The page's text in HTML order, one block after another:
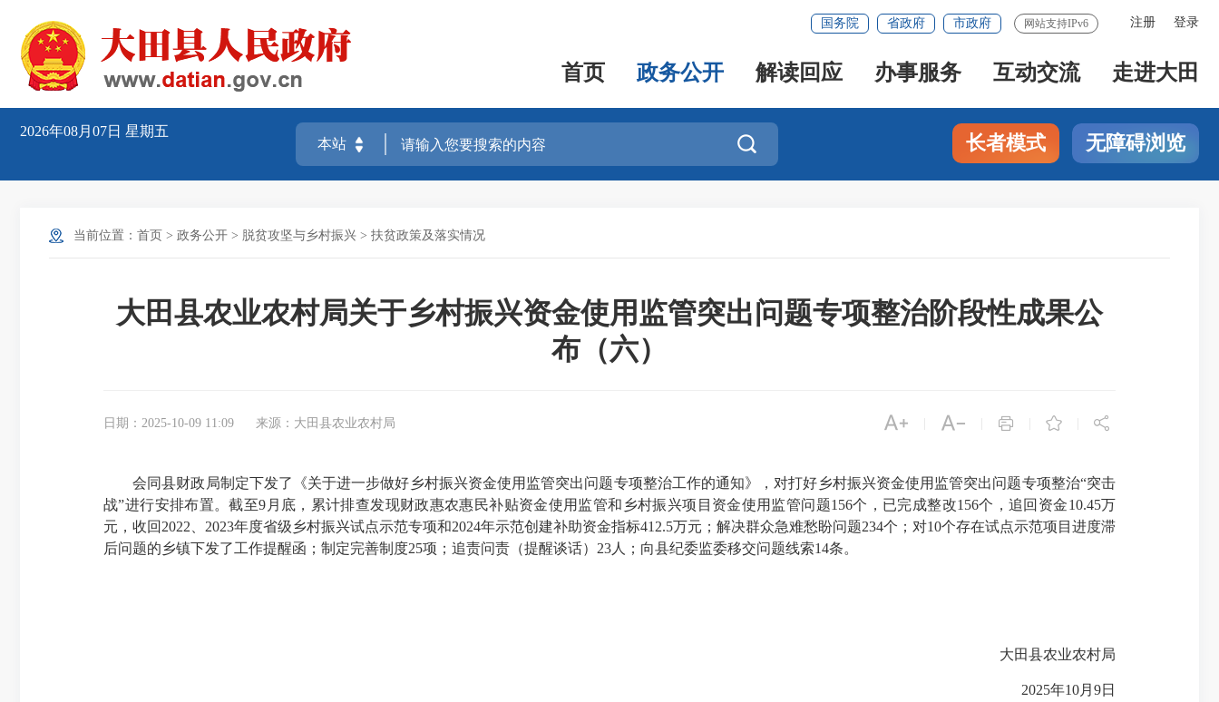
注册 登录
国务院 省政府 市政府 网站支持IPv6
首页 政务公开 解读回应 办事服务 互动交流 走进大田
2026年08月07日 星期五
 长者模式 无障碍浏览
当前位置： 首页 > 政务公开 > 脱贫攻坚与乡村振兴 > 扶贫政策及落实情况
大田县农业农村局关于乡村振兴资金使用监管突出问题专项整治阶段性成果公
布（六）
日期：2025-10-09 11:09 来源：大田县农业农村局     
会同县财政局制定下发了《关于进一步做好乡村振兴资金使用监管突出问题专项整治工作的通知》，对打好乡村振兴资金使用监管突出问题专项整治“突击
战”进行安排布置。截至9月底，累计排查发现财政惠农惠民补贴资金使用监管和乡村振兴项目资金使用监管问题156个，已完成整改156个，追回资金10.45万
元，收回2022、2023年度省级乡村振兴试点示范专项和2024年示范创建补助资金指标412.5万元；解决群众急难愁盼问题234个；对10个存在试点示范项目进度滞
后问题的乡镇下发了工作提醒函；制定完善制度25项；追责问责（提醒谈话）23人；向县纪委监委移交问题线索14条。
大田县农业农村局
2025年10月9日